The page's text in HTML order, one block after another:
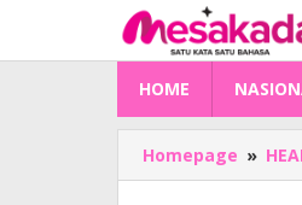
konten
HOME
Homepage »